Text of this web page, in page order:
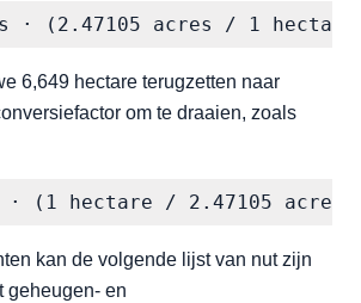
· (2.47105 acres / 1
6,649 hectare terugzetten naar
om te draaien, zoals
· (1 hectare / 2.47105
kan de volgende lijst van nut zijn
geheugen- en